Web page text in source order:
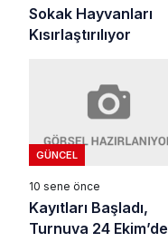
Sokak Hayvanları
Kısırlaştırılıyor
GÜNCEL
10 sene önce
Kayıtları Başladı,
Turnuva 24 Ekim’de